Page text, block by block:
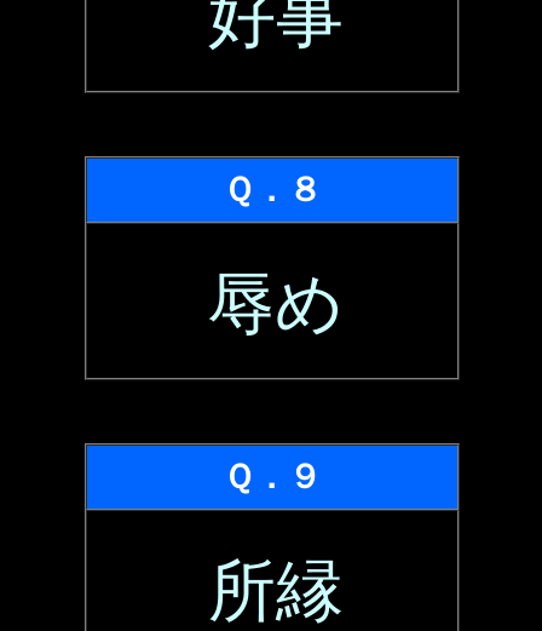
好事
Ｑ．８
辱め
Ｑ．９
所縁